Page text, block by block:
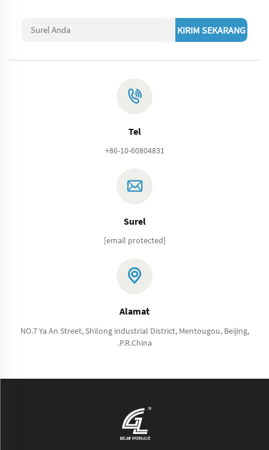
KIRIM SEKARANG
Tel
+86-10-60804831
Surel
[email protected]
Alamat
NO.7 Ya An Street, Shilong industrial District, Mentougou, Beijing,
.P.R.China